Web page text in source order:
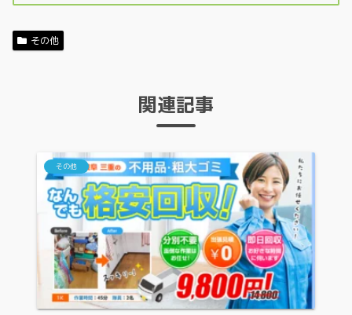
その他
関連記事
その他